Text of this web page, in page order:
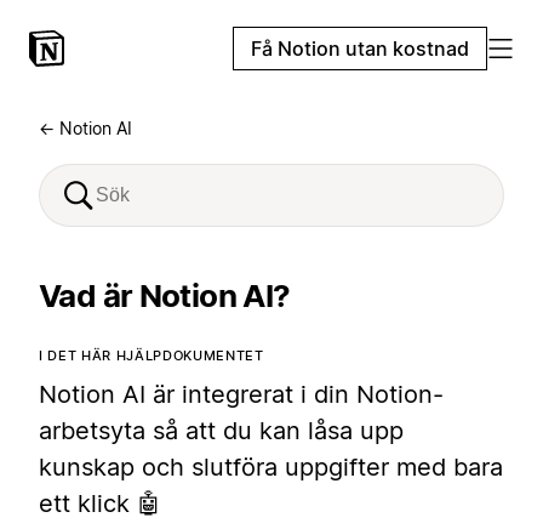
Få Notion utan kostnad
← Notion AI
Vad är Notion AI?
I DET HÄR HJÄLPDOKUMENTET
Notion AI är integrerat i din Notion-
arbetsyta så att du kan låsa upp
kunskap och slutföra uppgifter med bara
ett klick 🤖